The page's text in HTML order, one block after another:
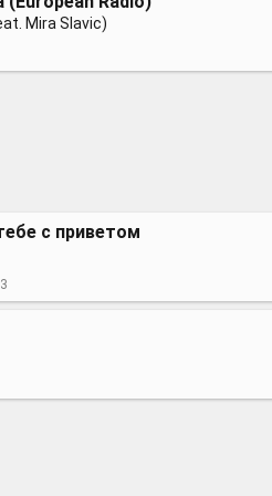
Mira Slavic)
с приветом